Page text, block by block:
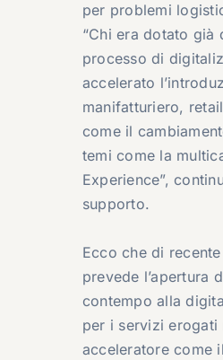
per problemi
“Chi era dotato già
processo di
accelerato
manifatturiero,
come il
temi come la
Experience”,
supporto.
Ecco che di
prevede l’apertura
contempo alla
per i servizi erogati
acceleratore come